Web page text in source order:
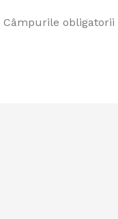
Câmpurile obligatorii